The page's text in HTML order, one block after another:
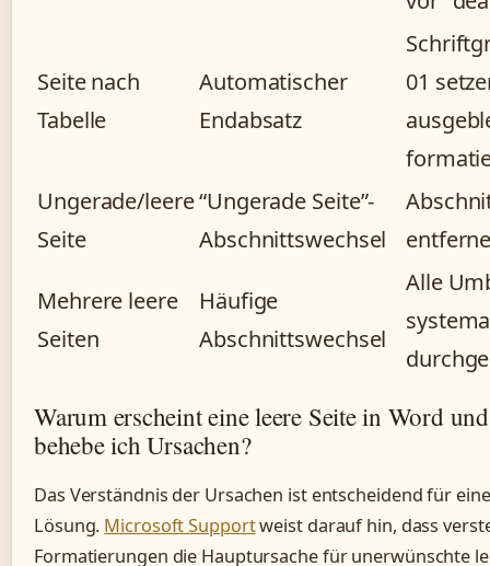
Seite nach
Tabelle
Automatischer
Endabsatz
01
Ungerade/leere
Seite
“Ungerade Seite”-
Abschnittswechsel
Mehrere leere
Seiten
Häufige
Abschnittswechsel
Alle
Warum erscheint eine leere Seite in Word
behebe ich Ursachen?
Das Verständnis der Ursachen ist entscheidend für
Lösung. Microsoft Supportweist darauf hin, dass
Formatierungen die Hauptursache für unerwünschte